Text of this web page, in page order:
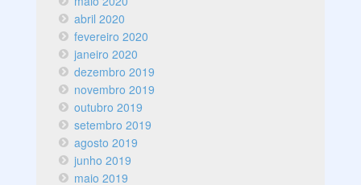
abril 2020
fevereiro 2020
janeiro 2020
dezembro 2019
novembro 2019
outubro 2019
setembro 2019
agosto 2019
junho 2019
maio 2019